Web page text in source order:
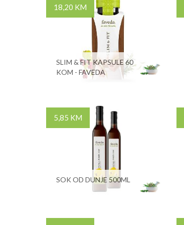
18,20 KM
SLIM & FIT KAPSULE 60
KOM - FAVEDA
5,85 KM
SOK OD DUNJE 500ML